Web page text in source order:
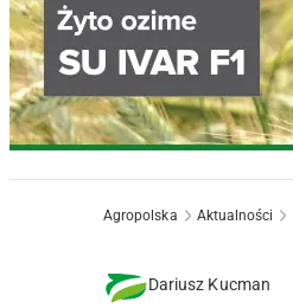
Agropolska Aktualności
Dariusz Kucman